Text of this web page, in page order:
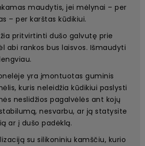
maudytis, jei mėlynai – per
– per karštas kūdikiui.
pritvirtinti dušo galvutę prie
abi rankos bus laisvos. Išmaudyti
yra įmontuotas guminis
kuris neleidžia kūdikiui paslysti
neslidžios pagalvėlės ant kojų
nesvarbu, ar ją statysite
ar į dušo padėklą.
su silikoniniu kamščiu, kurio